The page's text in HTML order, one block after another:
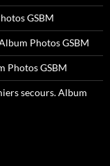
GSBM
Photos GSBM
Photos GSBM
secours. Album